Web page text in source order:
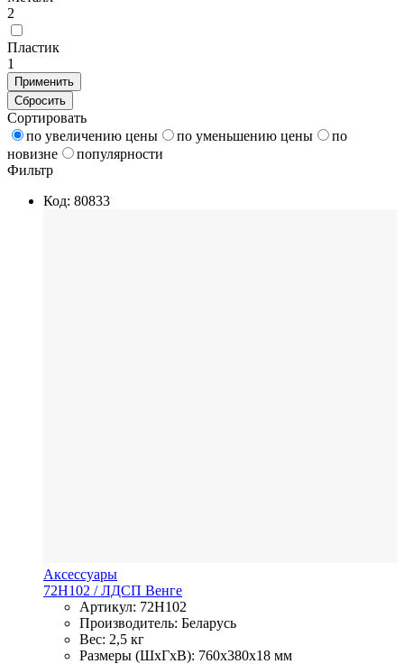
2
Пластик
1
Применить
Сбросить
Сортировать
по увеличению цены
по уменьшению цены
по
новизне
популярности
Фильтр
Код: 80833
Аксессуары
72H102 / ЛДСП Венге
Артикул: 72H102
Производитель: Беларусь
Вес: 2,5 кг
Размеры (ШхГхВ): 760x380x18 мм